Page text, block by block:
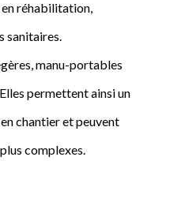
en réhabilitation,
sanitaires.
manu-portables
permettent ainsi un
chantier et peuvent
complexes.